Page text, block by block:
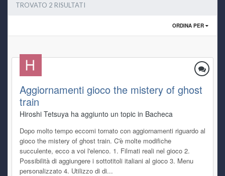
TROVATO 2 RISULTATI
ORDINA PER
Aggiornamenti gioco the mistery of ghost
train
Hiroshi Tetsuya ha aggiunto un topic in Bacheca
Dopo molto tempo eccomi tornato con aggiornamenti riguardo al
gioco the mistery of ghost train. C'è molte modifiche
succulente, ecco a voi l'elenco. 1. Filmati reali nel gioco 2.
Possibilità di aggiungere i sottotitoli italiani al gioco 3. Menu
personalizzato 4. Utilizzo di di...